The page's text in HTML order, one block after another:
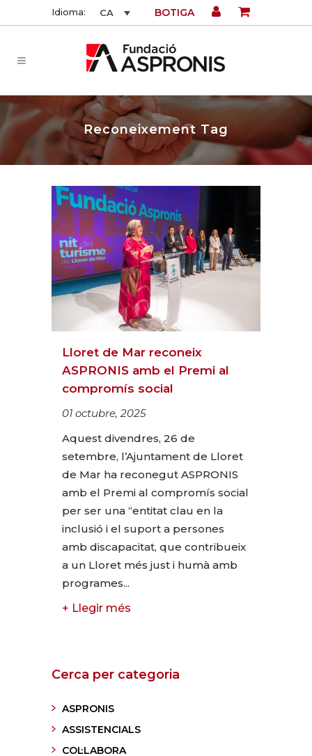
Idioma: CA BOTIGA
Reconeixement Tag
Lloret de Mar reconeix
ASPRONIS amb el Premi al
compromís social
01 octubre, 2025
Aquest divendres, 26 de
setembre, l’Ajuntament de Lloret
de Mar ha reconegut ASPRONIS
amb el Premi al compromís social
per ser una “entitat clau en la
inclusió i el suport a persones
amb discapacitat, que contribueix
a un Lloret més just i humà amb
programes...
+ Llegir més
Cerca per categoria
ASPRONIS
ASSISTENCIALS
COL·LABORA